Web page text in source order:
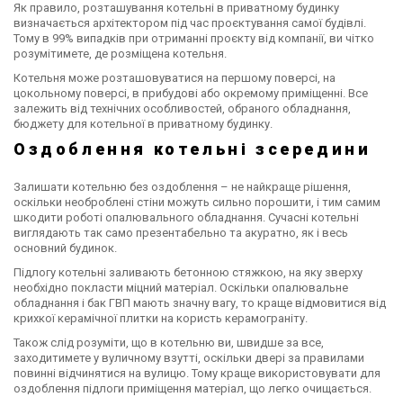
Як правило, розташування котельні в приватному будинку
визначається архітектором під час проєктування самої будівлі.
Тому в 99% випадків при отриманні проєкту від компанії, ви чітко
розумітимете, де розміщена котельня.
Котельня може розташовуватися на першому поверсі, на
цокольному поверсі, в прибудові або окремому приміщенні. Все
залежить від технічних особливостей, обраного обладнання,
бюджету для котельної в приватному будинку.
Оздоблення котельні зсередини
Залишати котельню без оздоблення – не найкраще рішення,
оскільки необроблені стіни можуть сильно порошити, і тим самим
шкодити роботі опалювального обладнання. Сучасні котельні
виглядають так само презентабельно та акуратно, як і весь
основний будинок.
Підлогу котельні заливають бетонною стяжкою, на яку зверху
необхідно покласти міцний матеріал. Оскільки опалювальне
обладнання і бак ГВП мають значну вагу, то краще відмовитися від
крихкої керамічної плитки на користь керамограніту.
Також слід розуміти, що в котельню ви, швидше за все,
заходитимете у вуличному взутті, оскільки двері за правилами
повинні відчинятися на вулицю. Тому краще використовувати для
оздоблення підлоги приміщення матеріал, що легко очищається.